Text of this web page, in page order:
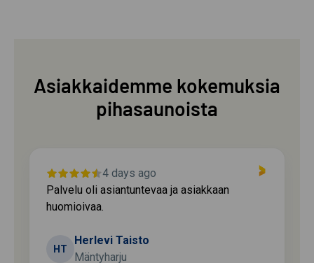
Asiakkaidemme kokemuksia
pihasaunoista
4 days ago
Palvelu oli asiantuntevaa ja asiakkaan
huomioivaa.
HT
Herlevi Taisto
Mäntyharju